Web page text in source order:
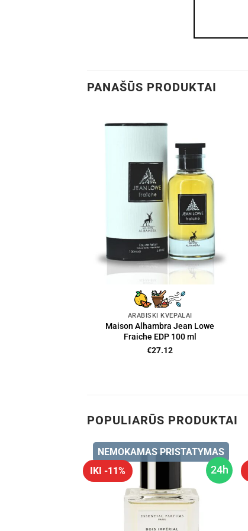
PANAŠŪS PRODUKTAI
ARABIŠKI KVEPALAI
Maison Alhambra Jean Lowe
Fraiche EDP 100 ml
€27.12
POPULIARŪS PRODUKTAI
24h
IKI -11%
NEMOKAMAS PRISTATYMAS